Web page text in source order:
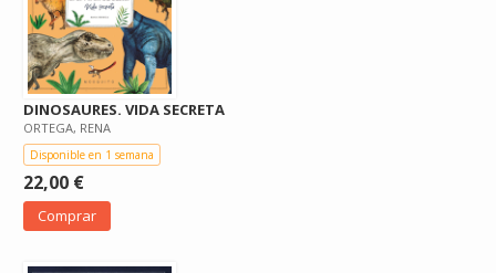
DINOSAURES. VIDA SECRETA
ORTEGA, RENA
Disponible en 1 semana
22,00 €
Comprar